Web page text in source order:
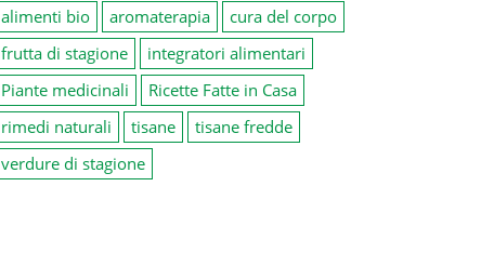
alimenti bio aromaterapia
cura del corpo
frutta di stagione
integratori alimentari
Piante medicinali
Ricette Fatte in Casa
rimedi naturali
tisane
tisane fredde
verdure di stagione